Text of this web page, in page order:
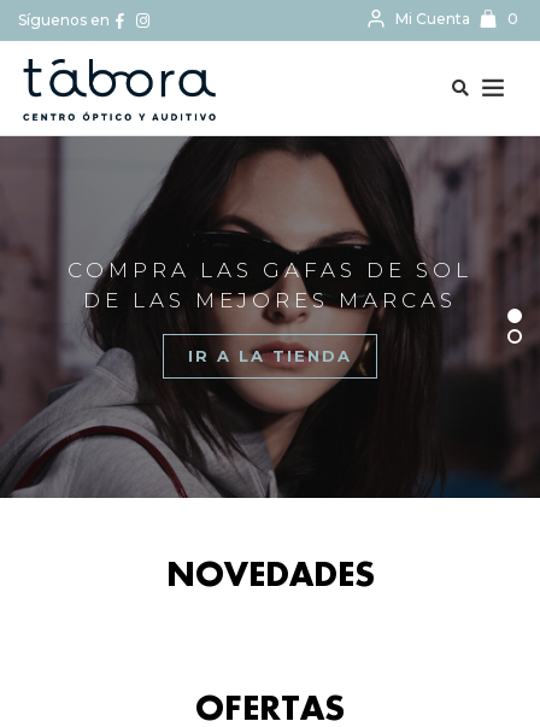
Síguenos en Mi Cuenta 0
COMPRA LAS GAFAS DE SOL
DE LAS MEJORES MARCAS
IR A LA TIENDA
NOVEDADES
OFERTAS